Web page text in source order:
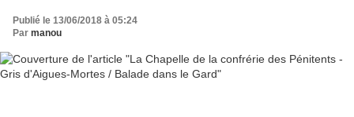
Publié le 13/06/2018 à 05:24
Par manou